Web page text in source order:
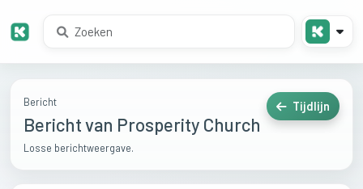
Bericht
Bericht van Prosperity Church
Losse berichtweergave.
Tijdlijn